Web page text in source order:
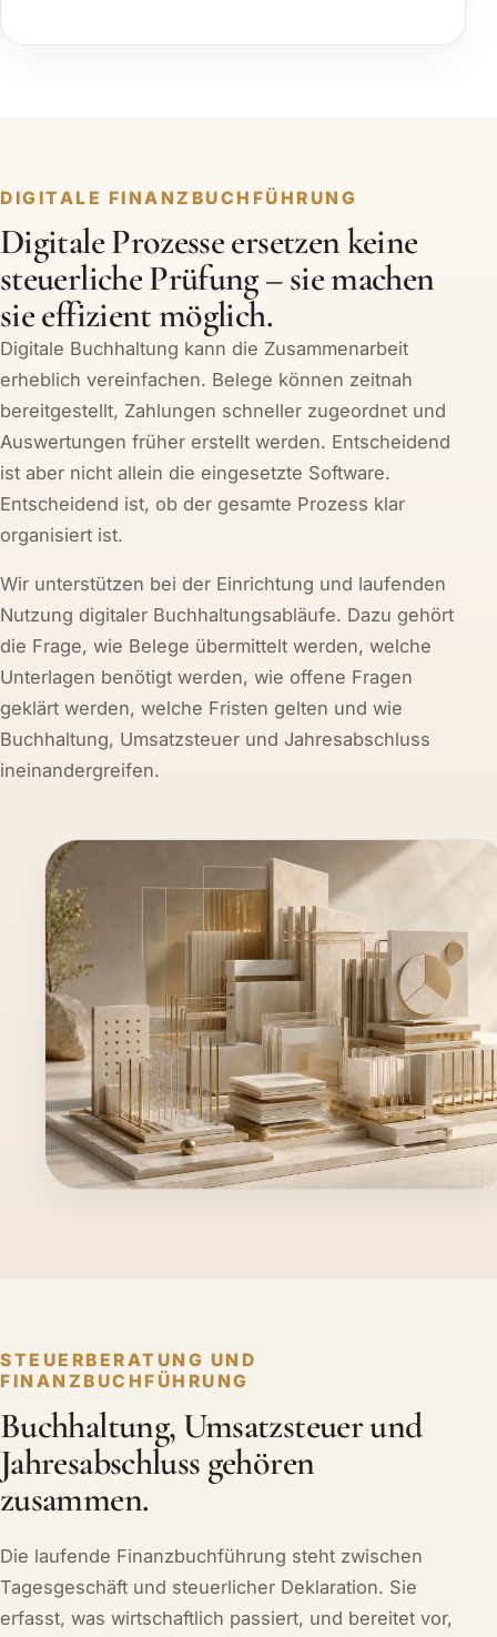
DIGITALE FINANZBUCHFÜHRUNG
Digitale Prozesse ersetzen keine
steuerliche Prüfung – sie machen
sie effizient möglich.
Digitale Buchhaltung kann die Zusammenarbeit
erheblich vereinfachen. Belege können zeitnah
bereitgestellt, Zahlungen schneller zugeordnet und
Auswertungen früher erstellt werden. Entscheidend
ist aber nicht allein die eingesetzte Software.
Entscheidend ist, ob der gesamte Prozess klar
organisiert ist.
Wir unterstützen bei der Einrichtung und laufenden
Nutzung digitaler Buchhaltungsabläufe. Dazu gehört
die Frage, wie Belege übermittelt werden, welche
Unterlagen benötigt werden, wie offene Fragen
geklärt werden, welche Fristen gelten und wie
Buchhaltung, Umsatzsteuer und Jahresabschluss
ineinandergreifen.
STEUERBERATUNG UND
FINANZBUCHFÜHRUNG
Buchhaltung, Umsatzsteuer und
Jahresabschluss gehören
zusammen.
Die laufende Finanzbuchführung steht zwischen
Tagesgeschäft und steuerlicher Deklaration. Sie
erfasst, was wirtschaftlich passiert, und bereitet vor,